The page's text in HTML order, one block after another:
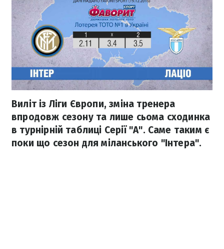
Виліт із Ліги Європи, зміна тренера
впродовж сезону та лише сьома сходинка
в турнірній таблиці Серії "А". Саме таким є
поки що сезон для міланського "Інтера".